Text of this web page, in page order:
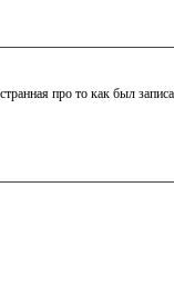
про то как был